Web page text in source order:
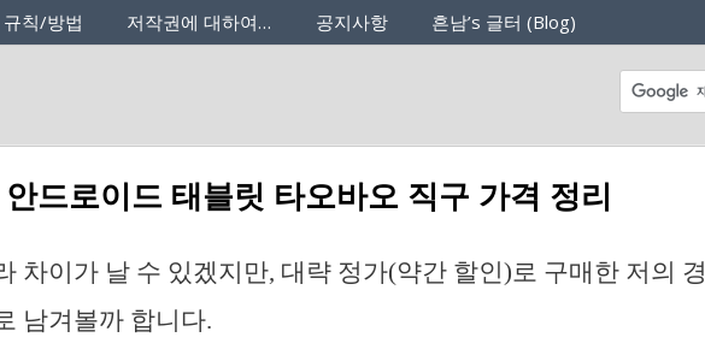
칙/방법 저작권에 대하여… 공지사항 흔남’s 글터 (Blog)
드로이드 태블릿 타오바오 직구 가격 정리
차이가 날 수 있겠지만, 대략 정가(약간 할인)로 구매한 저의 경
남겨볼까 합니다.